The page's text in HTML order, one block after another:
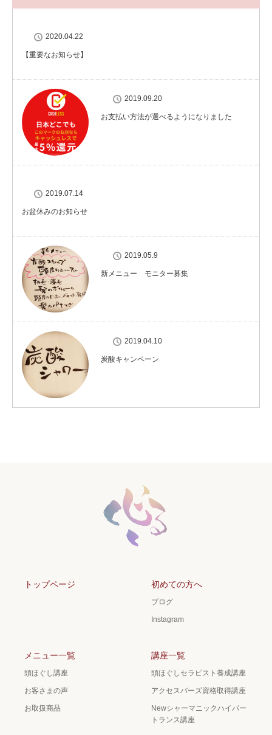
2020.04.22
【重要なお知らせ】
2019.09.20
お支払い方法が選べるようになりました
2019.07.14
お盆休みのお知らせ
2019.05.9
新メニュー モニター募集
2019.04.10
炭酸キャンペーン
トップページ 初めての方へ
ブログ
Instagram
メニュー一覧
頭ほぐし講座
お客さまの声
お取扱商品
講座一覧
頭ほぐしセラピスト養成講座
アクセスバーズ資格取得講座
Newシャーマニックハイパー
トランス講座